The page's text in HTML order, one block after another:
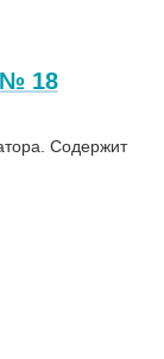
№ 18
Содержит